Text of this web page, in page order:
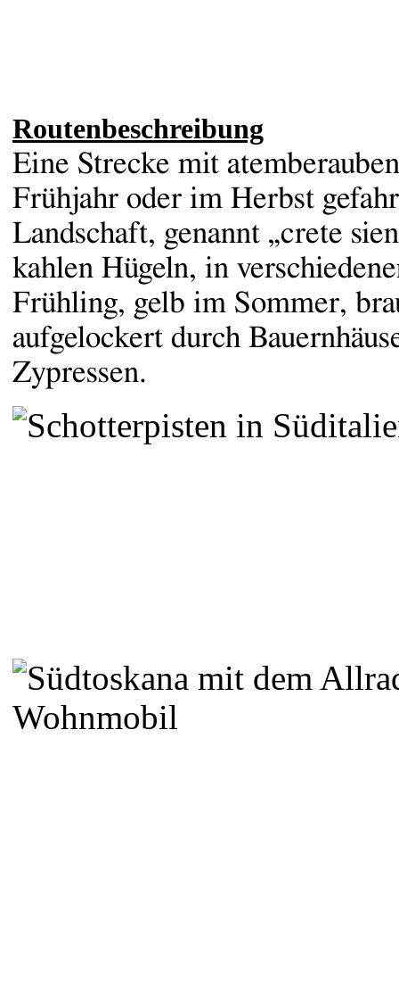
Routenbeschreibung
Eine Strecke mit
Frühjahr oder im Herbst
Landschaft, genannt „crete
kahlen Hügeln, in
Frühling, gelb im Sommer,
aufgelockert durch
Zypressen.